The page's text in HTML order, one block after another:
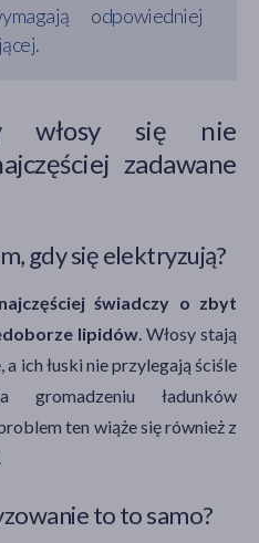
odpowiedniej
włosy się nie
zadawane
gdy się elektryzują?
świadczy o zbyt
lipidów . Włosy stają
ich łuski nie przylegają ściśle
ładunków
ten wiąże się również z
to to samo?